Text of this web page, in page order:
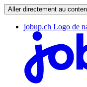
Aller directement au
jobup.ch Logo de